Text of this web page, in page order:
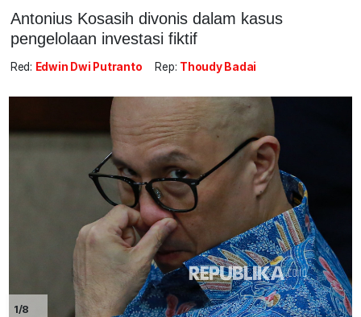
Antonius Kosasih divonis dalam kasus
pengelolaan investasi fiktif
Red: Edwin Dwi Putranto Rep: Thoudy Badai
1/8